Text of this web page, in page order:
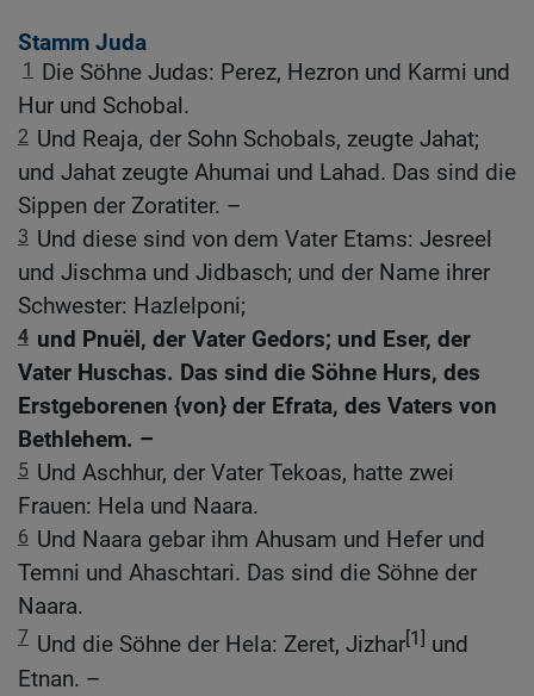
Stamm Juda
1
Die Söhne Judas: Perez, Hezron und Karmi und
Hur und Schobal.
2 Und Reaja, der Sohn Schobals, zeugte Jahat;
und Jahat zeugte Ahumai und Lahad. Das sind die
Sippen der Zoratiter. –
3 Und diese sind von dem Vater Etams: Jesreel
und Jischma und Jidbasch; und der Name ihrer
Schwester: Hazlelponi;
4 und Pnuël, der Vater Gedors; und Eser, der
Vater Huschas. Das sind die Söhne Hurs, des
Erstgeborenen {von} der Efrata, des Vaters von
Bethlehem. –
5 Und Aschhur, der Vater Tekoas, hatte zwei
Frauen: Hela und Naara.
6 Und Naara gebar ihm Ahusam und Hefer und
Temni und Ahaschtari. Das sind die Söhne der
Naara.
7 Und die Söhne der Hela: Zeret, Jizhar[1] und
Etnan. –